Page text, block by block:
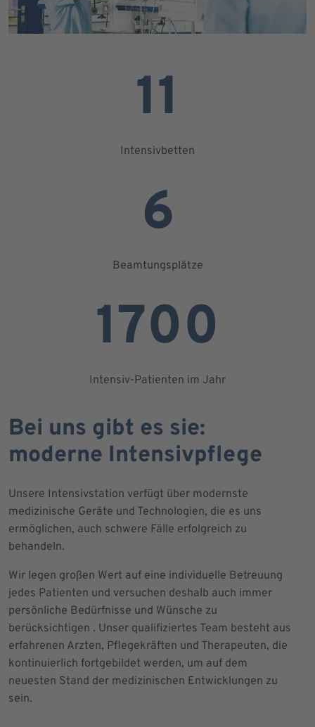
11
Intensivbetten
6
Beamtungsplätze
1700
Intensiv-Patienten im Jahr
Bei uns gibt es sie:
moderne Intensivpflege
Unsere Intensivstation verfügt über modernste
medizinische Geräte und Technologien, die es uns
ermöglichen, auch schwere Fälle erfolgreich zu
behandeln.
Wir legen großen Wert auf eine individuelle Betreuung
jedes Patienten und versuchen deshalb auch immer
persönliche Bedürfnisse und Wünsche zu
berücksichtigen . Unser qualifiziertes Team besteht aus
erfahrenen Arzten, Pflegekräften und Therapeuten, die
kontinuierlich fortgebildet werden, um auf dem
neuesten Stand der medizinischen Entwicklungen zu
sein.